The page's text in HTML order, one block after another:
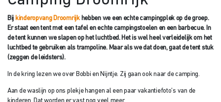
Bij kinderopvang Droomrijkhebben we een echte campingplek op de groep.
Er staat een tent met een tafel en echte campingstoelen en een barbecue. In
de tent kunnen we slapen op het luchtbed. Het is wel heel verleidelijk om het
luchtbed te gebruiken als trampoline. Maar als we dat doen, gaat de tent stuk
(zeggen de leidsters).
In de kring lezen we over Bobbi en Nijntje. Zij gaan ook naar de camping.
Aan de waslijn op ons plekje hangen al een paar vakantiefoto’s van de
kinderen. Dat worden er vast nog veel meer.